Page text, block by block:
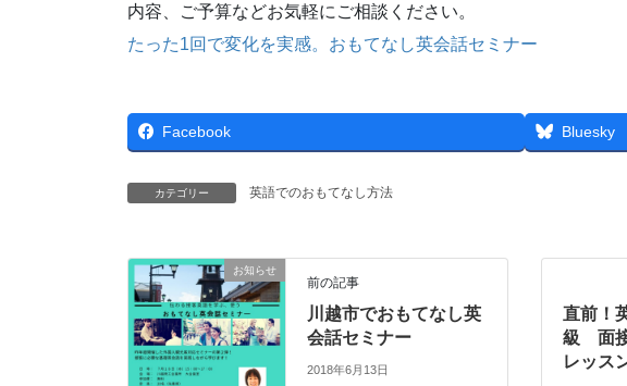
内容、ご予算などお気軽にご相談ください。
たった1回で変化を実感。おもてなし英会話セミナー
Facebook Bluesky
カテゴリー 英語でのおもてなし方法
お知らせ
前の記事
川越市でおもてなし英
会話セミナー
2018年6月13日
直前！
級 面
レッス